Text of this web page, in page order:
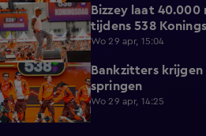
16:59
Bizzey laat 40.000
tijdens 538
Wo 29 apr, 15:04
16:09
Bankzitters
springen
Wo 29 apr, 14:25